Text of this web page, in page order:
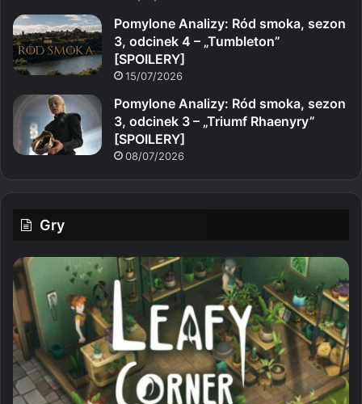
Pomylone Analizy: Ród smoka, sezon
3, odcinek 4 – „Tumbleton”
[SPOILERY]
15/07/2026
Pomylone Analizy: Ród smoka, sezon
3, odcinek 3 – „Triumf Rhaenyry”
[SPOILERY]
08/07/2026
Gry